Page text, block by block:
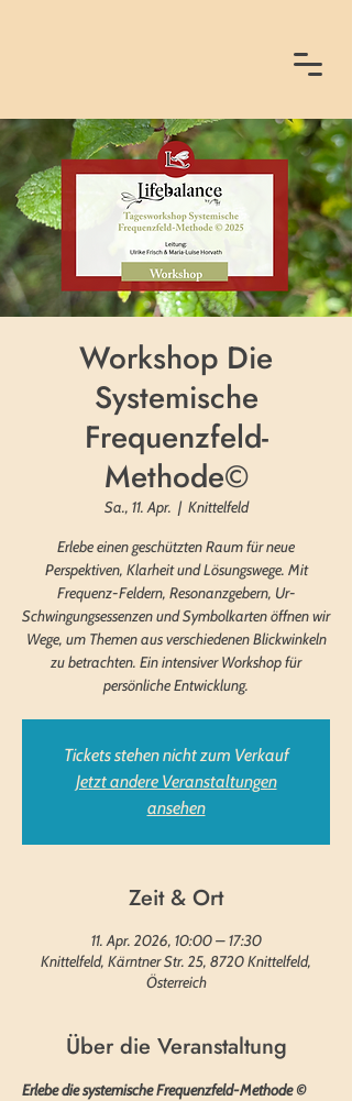
Workshop Die
Systemische
Frequenzfeld-
Methode©
Sa., 11. Apr.
  |
Knittelfeld
Erlebe einen geschützten Raum für neue
Perspektiven, Klarheit und Lösungswege. Mit
Frequenz-Feldern, Resonanzgebern, Ur-
Schwingungsessenzen und Symbolkarten öffnen wir
Wege, um Themen aus verschiedenen Blickwinkeln
zu betrachten. Ein intensiver Workshop für
persönliche Entwicklung.
Tickets stehen nicht zum Verkauf
Jetzt andere Veranstaltungen
ansehen
Zeit & Ort
11. Apr. 2026, 10:00 – 17:30
Knittelfeld, Kärntner Str. 25, 8720 Knittelfeld,
Österreich
Über die Veranstaltung
Erlebe die systemische Frequenzfeld-Methode ©